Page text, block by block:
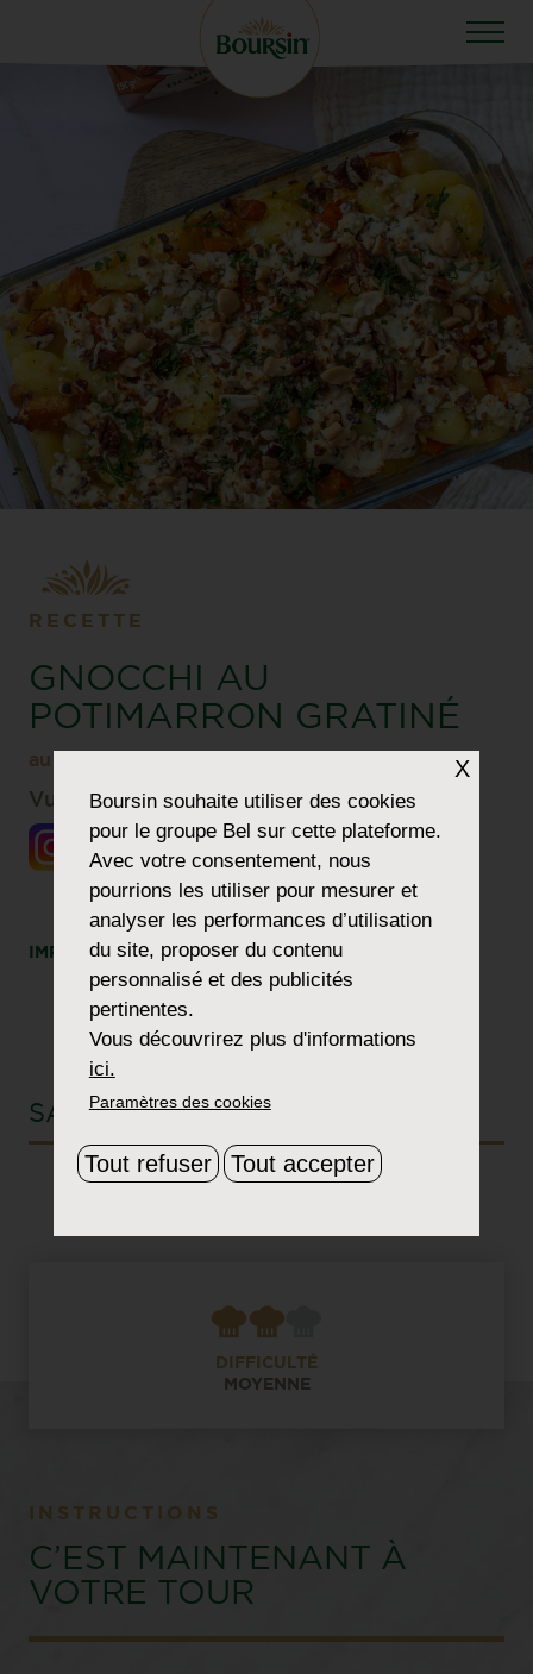
RECETTE
GNOCCHI AU
POTIMARRON GRATINÉ
au Boursin
Vu chez @Zestymanou
IMPRIMER PARTAGER
SAVEUR VEDETTE
Trio de Noix
DIFFICULTÉ
MOYENNE
INSTRUCTIONS
C’EST MAINTENANT À
VOTRE TOUR
X
Boursinsouhaite utiliser des cookies
pour le groupe Bel sur cette plateforme.
Avec votre consentement, nous
pourrions les utiliser pour mesurer et
analyser les performances d’utilisation
du site, proposer du contenu
personnalisé et des publicités
pertinentes.
Vous découvrirez plus d'informations
ici.
Paramètres des cookies
Tout refuser Tout accepter